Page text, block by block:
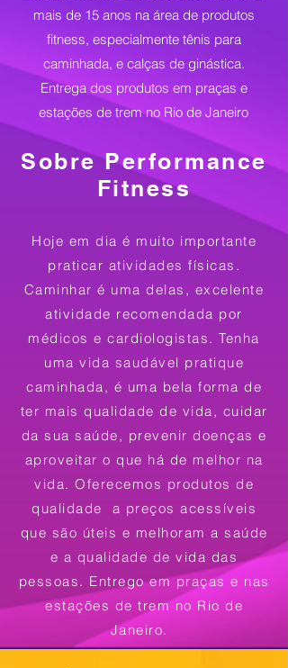
mais de 15 anos na área de produtos
fitness, especialmente tênis para
caminhada, e calças de ginástica.
Entrega dos produtos em praças e
estações de trem no Rio de Janeiro
Sobre Performance
Fitness
Hoje em dia é muito importante
praticar atividades físicas.
Caminhar é uma delas, excelente
atividade recomendada por
médicos e cardiologistas. Tenha
uma vida saudável pratique
caminhada, é uma bela forma de
ter mais qualidade de vida, cuidar
da sua saúde, prevenir doenças e
aproveitar o que há de melhor na
vida. Oferecemos produtos de
qualidade a preços acessíveis
que são úteis e melhoram a saúde
e a qualidade de vida das
pessoas. Entrego em praças e nas
estações de trem no Rio de
Janeiro.